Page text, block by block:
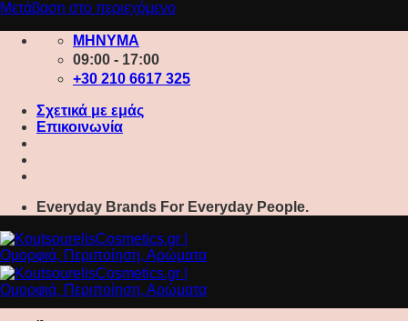
Μετάβαση στο περιεχόμενο
ΜΗΝΥΜΑ
09:00 - 17:00
+30 210 6617 325
Σχετικά με εμάς
Επικοινωνία
Everyday Brands For Everyday People.